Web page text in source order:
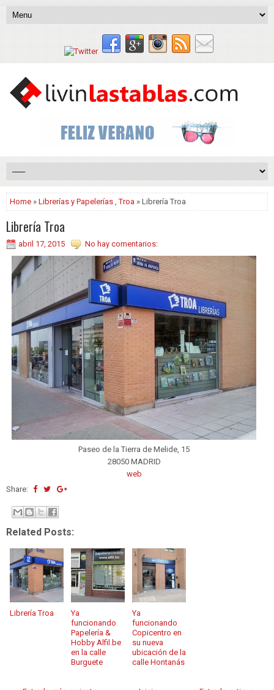
Home » Librerías y Papelerías ,Troa » Librería Troa
Librería Troa
abril 17, 2015 No hay comentarios:
Paseo de la Tierra de Melide, 15
28050 MADRID
web
Share:
Related Posts:
Librería Troa
Ya
funcionando
Papelería &
Hobby Alfil.be
en la calle
Burguete
Ya
funcionando
Copicentro en
su nueva
ubicación de la
calle Hontanás